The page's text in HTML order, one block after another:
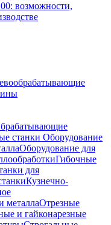
возможности,
станки Оборудование
Оборудование для
Гибочные
для
Кузнечно-
металлаОтрезные
и гайконарезные